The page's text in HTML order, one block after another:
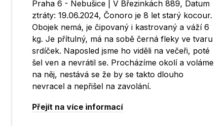
Praha 6 - Nebušice | V Březinkách 889, Datum
ztráty: 19.06.2024, Čonoro je 8 let starý kocour.
Obojek nemá, je čipovaný i kastrovaný a váží 6
kg. Je přítulný, má na sobě černá fleky ve tvaru
srdíček. Naposled jsme ho viděli na večeři, poté
šel ven a nevrátil se. Procházíme okolí a voláme
na něj, nestává se že by se takto dlouho
nevracel a nepřišel na zavolání.
Přejít na více informací